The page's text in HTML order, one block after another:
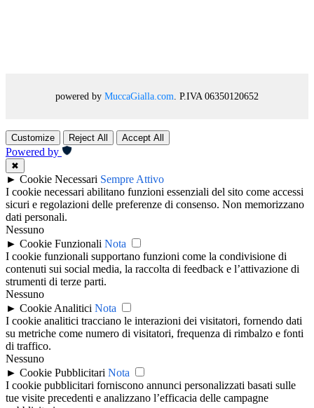
powered by MuccaGialla.com . P.IVA 06350120652
Customize Reject All Accept All
Powered by
✖
► Cookie Necessari Sempre Attivo
I cookie necessari abilitano funzioni essenziali del sito come accessi
sicuri e regolazioni delle preferenze di consenso. Non memorizzano
dati personali.
Nessuno
► Cookie Funzionali Nota
I cookie funzionali supportano funzioni come la condivisione di
contenuti sui social media, la raccolta di feedback e l’attivazione di
strumenti di terze parti.
Nessuno
► Cookie Analitici Nota
I cookie analitici tracciano le interazioni dei visitatori, fornendo dati
su metriche come numero di visitatori, frequenza di rimbalzo e fonti
di traffico.
Nessuno
► Cookie Pubblicitari Nota
I cookie pubblicitari forniscono annunci personalizzati basati sulle
tue visite precedenti e analizzano l’efficacia delle campagne